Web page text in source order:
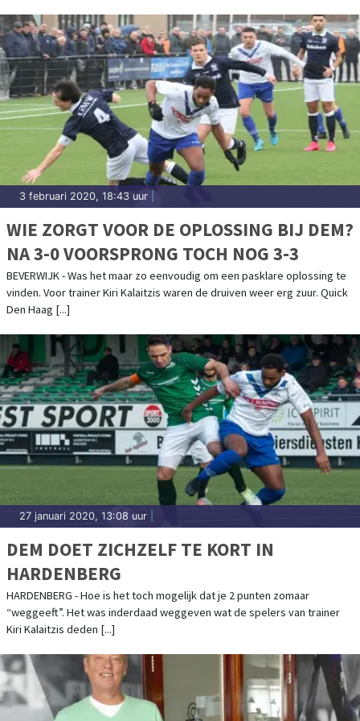
3 februari 2020, 18:43 uur
WIE ZORGT VOOR DE OPLOSSING BIJ DEM?
NA 3-0 VOORSPRONG TOCH NOG 3-3
BEVERWIJK - Was het maar zo eenvoudig om een pasklare oplossing te
vinden. Voor trainer Kiri Kalaitzis waren de druiven weer erg zuur. Quick
Den Haag [...]
27 januari 2020, 13:08 uur
DEM DOET ZICHZELF TE KORT IN
HARDENBERG
HARDENBERG - Hoe is het toch mogelijk dat je 2 punten zomaar
“weggeeft”. Het was inderdaad weggeven wat de spelers van trainer
Kiri Kalaitzis deden [...]